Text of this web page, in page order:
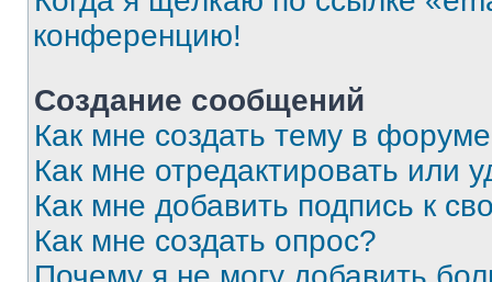
конференцию!
Создание сообщений
Как мне создать тему в
Как мне отредактировать или
Как мне добавить подпись к
Как мне создать опрос?